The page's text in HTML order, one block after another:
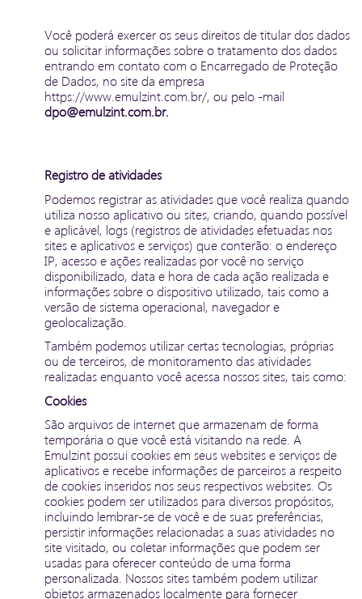
Você poderá exercer os seus direitos de titular dos dados
ou solicitar informações sobre o tratamento dos dados
entrando em contato com o Encarregado de Proteção
de Dados, no site da empresa
https://www.emulzint.com.br/, ou pelo -mail
dpo@emulzint.com.br.
Registro de atividades
Podemos registrar as atividades que você realiza quando
utiliza nosso aplicativo ou sites, criando, quando possível
e aplicável, logs (registros de atividades efetuadas nos
sites e aplicativos e serviços) que conterão: o endereço
IP, acesso e ações realizadas por você no serviço
disponibilizado, data e hora de cada ação realizada e
informações sobre o dispositivo utilizado, tais como a
versão de sistema operacional, navegador e
geolocalização.
Também podemos utilizar certas tecnologias, próprias
ou de terceiros, de monitoramento das atividades
realizadas enquanto você acessa nossos sites, tais como:
Cookies
São arquivos de internet que armazenam de forma
temporária o que você está visitando na rede. A
Emulzint possui cookies em seus websites e serviços de
aplicativos e recebe informações de parceiros a respeito
de cookies inseridos nos seus respectivos websites. Os
cookies podem ser utilizados para diversos propósitos,
incluindo lembrar-se de você e de suas preferências,
persistir informações relacionadas a suas atividades no
site visitado, ou coletar informações que podem ser
usadas para oferecer conteúdo de uma forma
personalizada. Nossos sites também podem utilizar
objetos armazenados localmente para fornecer